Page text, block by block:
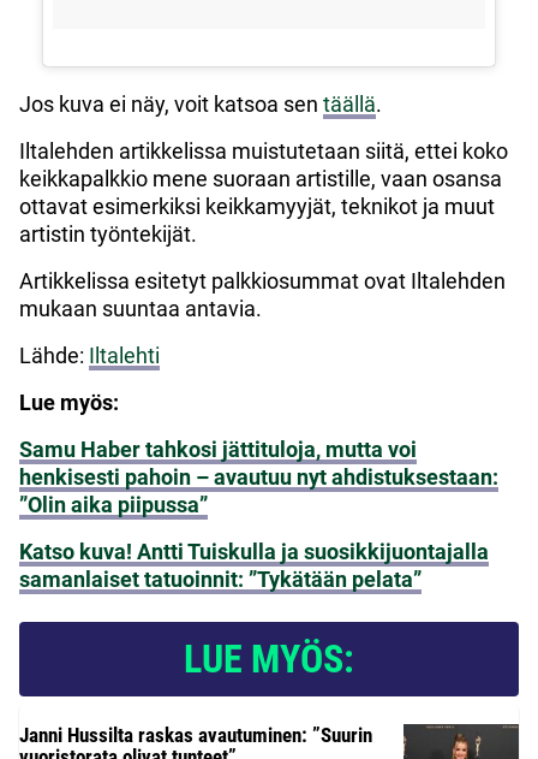
Jos kuva ei näy, voit katsoa sen täällä.
Iltalehden artikkelissa muistutetaan siitä, ettei koko
keikkapalkkio mene suoraan artistille, vaan osansa
ottavat esimerkiksi keikkamyyjät, teknikot ja muut
artistin työntekijät.
Artikkelissa esitetyt palkkiosummat ovat Iltalehden
mukaan suuntaa antavia.
Lähde: Iltalehti
Lue myös:
Samu Haber tahkosi jättituloja, mutta voi
henkisesti pahoin – avautuu nyt ahdistuksestaan:
”Olin aika piipussa”
Katso kuva! Antti Tuiskulla ja suosikkijuontajalla
samanlaiset tatuoinnit: ”Tykätään pelata”
LUE MYÖS:
Janni Hussilta raskas avautuminen: ”Suurin